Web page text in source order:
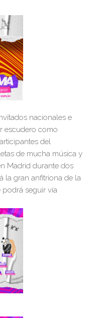
nacionales e
escudero como
del
de mucha música y
Madrid durante dos
la gran anfitriona de la
podrá seguir vía